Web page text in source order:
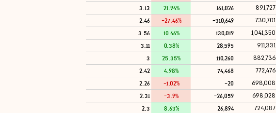
891,727
161,026
21.94%
3.13
730,701
-310,649
-27.46%
2.46
1,041,350
130,019
10.46%
3.56
911,331
28,595
0.38%
3.11
882,736
110,260
25.35%
3
772,476
74,468
4.98%
2.42
698,008
-20
-1.02%
2.26
698,028
-26,059
-3.9%
2.31
724,087
26,894
8.63%
2.3